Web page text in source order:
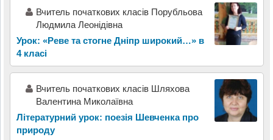
Вчитель початкових класів Порубльова
Людмила Леонідівна
Урок: «Реве та стогне Дніпр широкий…» в
4 класі
Вчитель початкових класiв Шляхова
Валентина Миколаївна
Літературний урок: поезія Шевченка про
природу